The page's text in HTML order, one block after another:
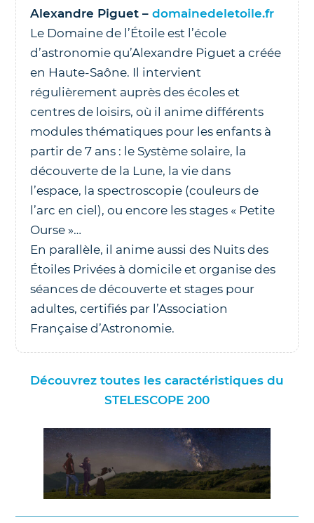
Alexandre Piguet –domainedeletoile.fr
Le Domaine de l’Étoile est l’école
d’astronomie qu’Alexandre Piguet a créée
en Haute-Saône. Il intervient
régulièrement auprès des écoles et
centres de loisirs, où il anime différents
modules thématiques pour les enfants à
partir de 7 ans : le Système solaire, la
découverte de la Lune, la vie dans
l’espace, la spectroscopie (couleurs de
l’arc en ciel), ou encore les stages « Petite
Ourse »…
En parallèle, il anime aussi des Nuits des
Étoiles Privées à domicile et organise des
séances de découverte et stages pour
adultes, certifiés par l’Association
Française d’Astronomie.
Découvrez toutes les caractéristiques du
STELESCOPE 200